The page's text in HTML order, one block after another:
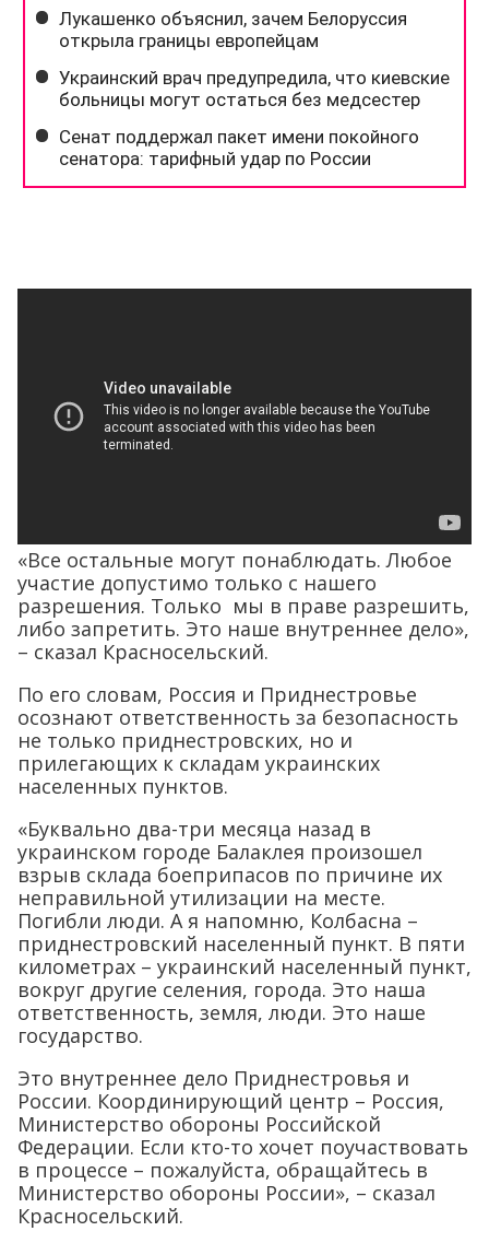
«Все остальные могут понаблюдать. Любое
участие допустимо только с нашего
разрешения. Только мы в праве разрешить,
либо запретить. Это наше внутреннее дело»,
– сказал Красносельский.
По его словам, Россия и Приднестровье
осознают ответственность за безопасность
не только приднестровских, но и
прилегающих к складам украинских
населенных пунктов.
«Буквально два-три месяца назад в
украинском городе Балаклея произошел
взрыв склада боеприпасов по причине их
неправильной утилизации на месте.
Погибли люди. А я напомню, Колбасна –
приднестровский населенный пункт. В пяти
километрах – украинский населенный пункт,
вокруг другие селения, города. Это наша
ответственность, земля, люди. Это наше
государство.
Это внутреннее дело Приднестровья и
России. Координирующий центр – Россия,
Министерство обороны Российской
Федерации. Если кто-то хочет поучаствовать
в процессе – пожалуйста, обращайтесь в
Министерство обороны России», – сказал
Красносельский.